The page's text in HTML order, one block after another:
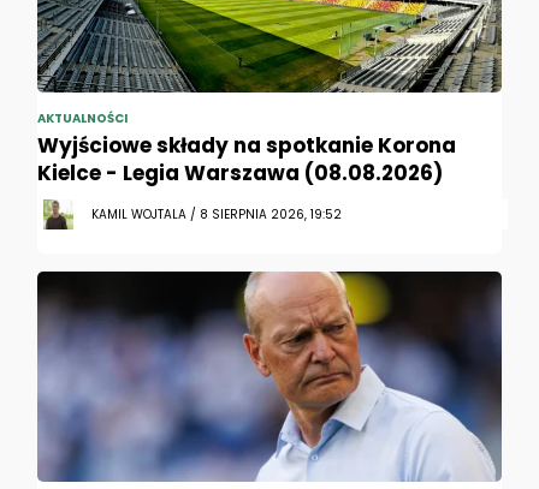
AKTUALNOŚCI
Wyjściowe składy na spotkanie Korona
Kielce - Legia Warszawa (08.08.2026)
KAMIL WOJTALA / 8 SIERPNIA 2026, 19:52